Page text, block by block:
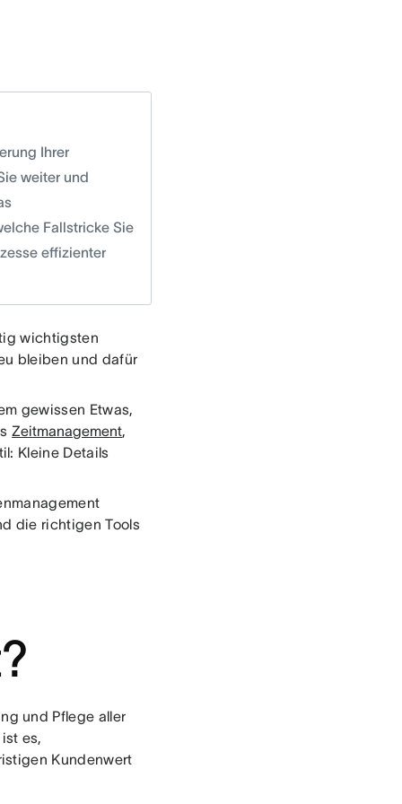
Ihrer
weiter und
Fallstricke Sie
effizienter
wichtigsten
bleiben und dafür
gewissen Etwas,
Zeitmanagement,
Kleine Details
die richtigen Tools
und Pflege aller
es,
Kundenwert